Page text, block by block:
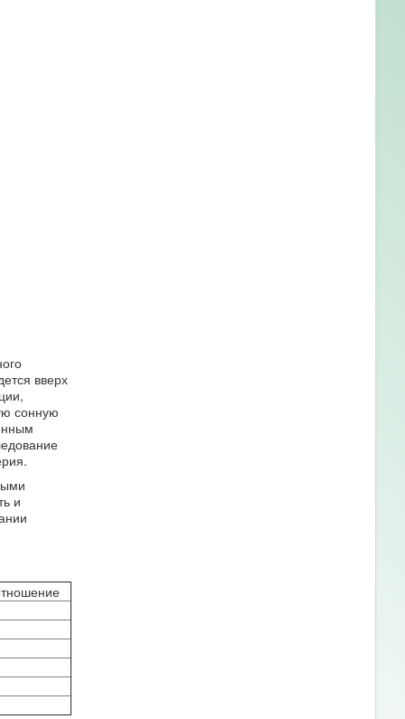
вверх
сонную
и